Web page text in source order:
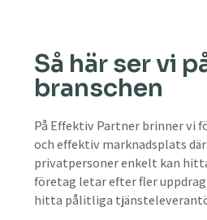
Så här ser vi
branschen
På Effektiv Partner brinner vi
och effektiv marknadsplats
privatpersoner enkelt kan
företag letar efter fler
hitta pålitliga